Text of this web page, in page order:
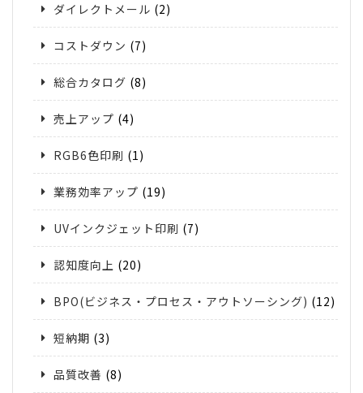
ダイレクトメール (2)
コストダウン (7)
総合カタログ (8)
売上アップ (4)
RGB6色印刷 (1)
業務効率アップ (19)
UVインクジェット印刷 (7)
認知度向上 (20)
BPO(ビジネス・プロセス・アウトソーシング) (12)
短納期 (3)
品質改善 (8)